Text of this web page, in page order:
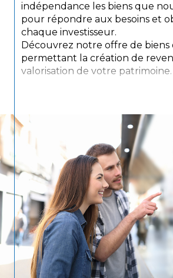
indépendance les biens que
pour répondre aux besoins et
chaque investisseur.
Découvrez notre offre de biens
permettant la création de
valorisation de votre patrimoine.